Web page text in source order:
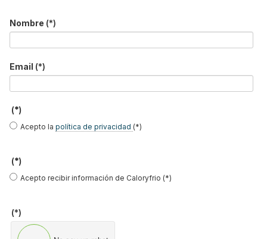
Estas son otras acciones que hemos
Podcast
donde podrás escuchar intervenciones especiales de
los profesionales del sector apoyando la profesión y
Nombre (*)
Email (*)
(*)
Acepto la política de privacidad (*)
(*)
Acepto recibir información de Caloryfrio (*)
(*)